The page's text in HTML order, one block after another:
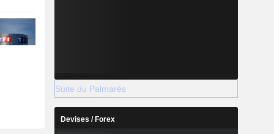
Suite du Palmarès
Devises / Forex